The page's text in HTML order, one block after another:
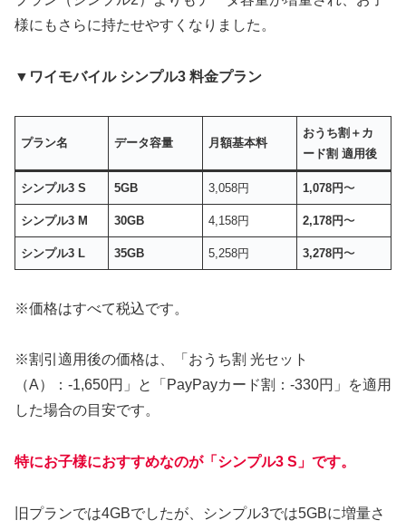
様にもさらに持たせやすくなりました。
▼ワイモバイル シンプル3 料金プラン
プラン名 データ容量 月額基本料
おうち割＋カ
ード割 適用後
シンプル3 S 5GB 3,058円 1,078円〜
シンプル3 M 30GB 4,158円 2,178円〜
シンプル3 L 35GB 5,258円 3,278円〜
※価格はすべて税込です。
※割引適用後の価格は、「おうち割 光セット
（A）：-1,650円」と「PayPayカード割：-330円」を適用
した場合の目安です。
特にお子様におすすめなのが「シンプル3 S」です。
旧プランでは4GBでしたが、シンプル3では5GBに増量さ